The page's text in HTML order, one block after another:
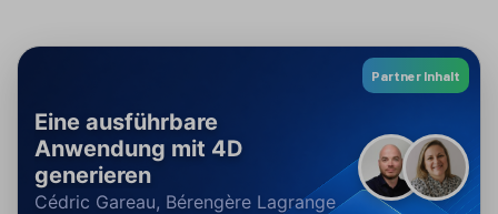
Partner Inhalt
Eine ausführbare
Anwendung mit 4D
generieren
Cédric Gareau, Bérengère Lagrange